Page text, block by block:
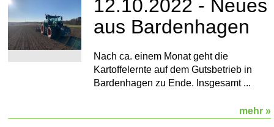
12.10.2022 - Neues
aus Bardenhagen
Nach ca. einem Monat geht die
Kartoffelernte auf dem Gutsbetrieb in
Bardenhagen zu Ende. Insgesamt ...
mehr »